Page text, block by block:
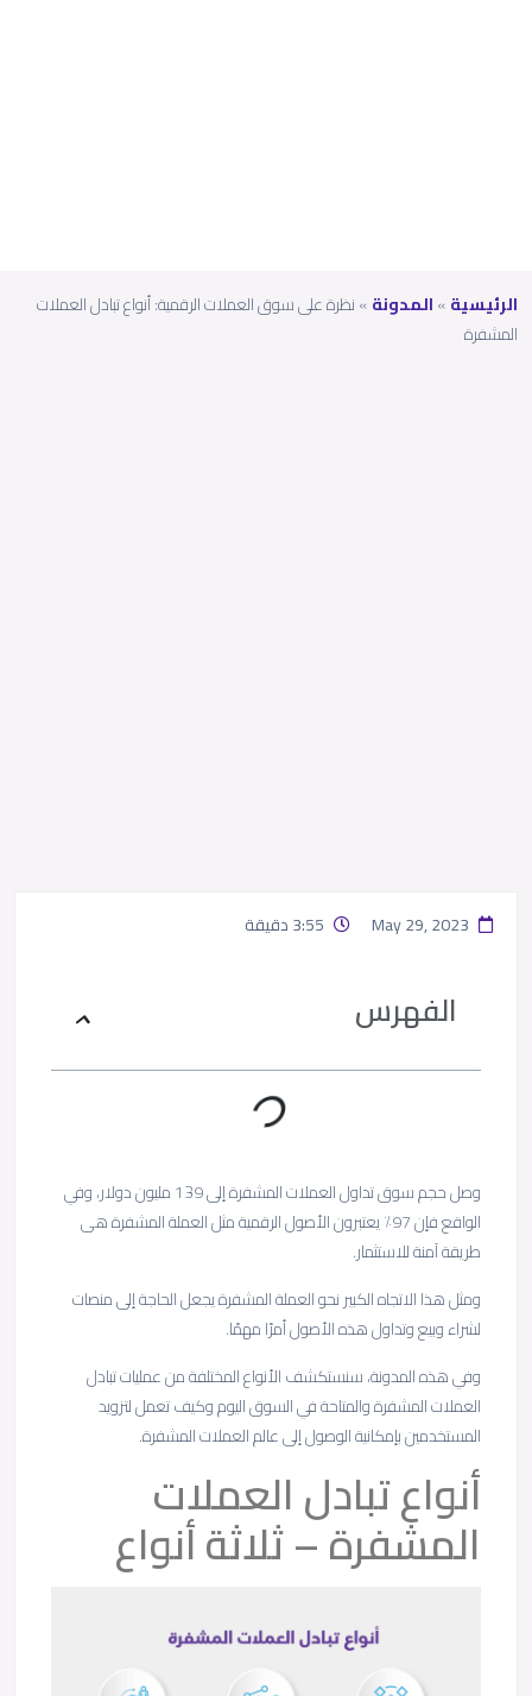
الرئيسية»المدونة»نظرة على سوق العملات الرقمية: أنواع تبادل العملات
المشفرة
الفهرس
وصل حجم سوق تداول العملات المشفرة إلى 139 مليون دولار، وفي
الواقع فإن 97٪ يعتبرون الأصول الرقمية مثل العملة المشفرة هى
طريقة آمنة للاستثمار.
ومثل هذا الاتجاه الكبير نحو العملة المشفرة يجعل الحاجة إلى منصات
لشراء وبيع وتداول هذه الأصول أمرًا مهمًا.
وفي هذه المدونة، سنستكشف الأنواع المختلفة من عمليات تبادل
العملات المشفرة والمتاحة في السوق اليوم وكيف تعمل لتزويد
المستخدمين بإمكانية الوصول إلى عالم العملات المشفرة.
أنواع تبادل العملات
المشفرة – ثلاثة أنواع